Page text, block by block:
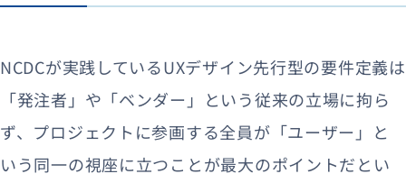
NCDCが実践しているUXデザイン先行型の要件定義は
「発注者」や「ベンダー」という従来の立場に拘ら
ず、プロジェクトに参画する全員が「ユーザー」と
いう同一の視座に立つことが最大のポイントだとい